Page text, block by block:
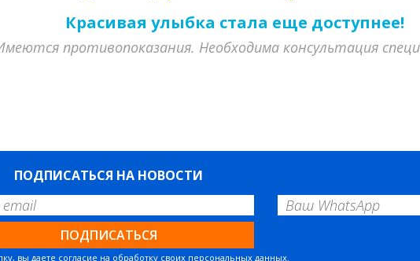
Красивая улыбка стала еще доступнее!
противопоказания. Необходима консультация
ПОДПИСАТЬСЯ НА НОВОСТИ
вы даете согласие на обработку своих персональных данных.